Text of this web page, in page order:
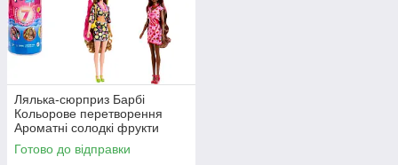
Лялька-сюрприз Барбі
Кольорове перетворення
Ароматні солодкі фрукти
Barbie Color Reveal HJX49
Mattel Оригінал
Готово до відправки